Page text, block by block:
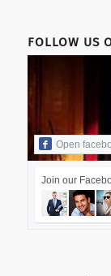
FOLLOW US
Open
Join our